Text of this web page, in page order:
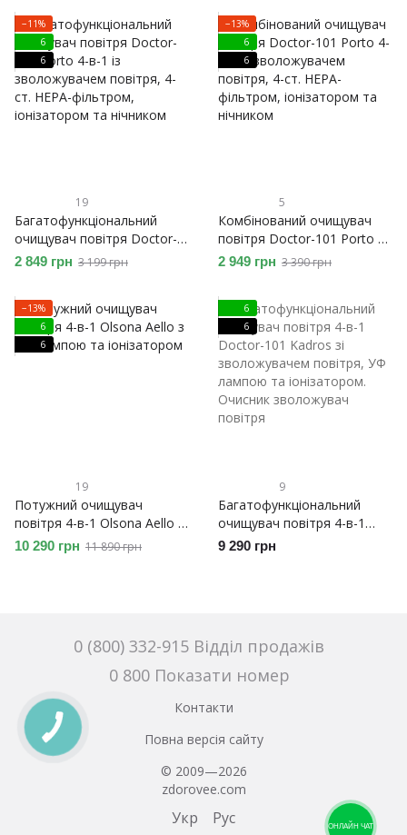
автомобіля з
акумулятором та зарядкою
від USB
−11%
6
6
19
Багатофункціональний
очищувач повітря Doctor-
101 Porto 4-в-1 із
зволожувачем повітря, 4-
ст. HEPA-фільтром,
іонізатором та нічником
2 849 грн 3 199 грн
−13%
6
6
5
Комбінований очищувач
повітря Doctor-101 Porto 4-
в-1 із зволожувачем
повітря, 4-ст. HEPA-
фільтром, іонізатором та
нічником
2 949 грн 3 390 грн
−13%
6
6
19
Потужний очищувач
повітря 4-в-1 Olsona Aello з
УФ-лампою та іонізатором
10 290 грн 11 890 грн
6
6
9
Багатофункціональний
очищувач повітря 4-в-1
Doctor-101 Kadros зі
зволожувачем повітря, УФ
9 290 грн
0 (800) 332-915 Відділ продажів
0 800 Показати номер
Контакти
Повна версія сайту
© 2009—2026
zdorovee.com
Укр Рус ОНЛАЙН ЧАТ